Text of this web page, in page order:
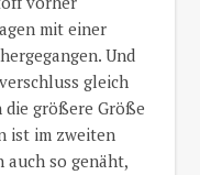
mit einer
Und
gleich
größere Größe
ist im zweiten
so genäht,